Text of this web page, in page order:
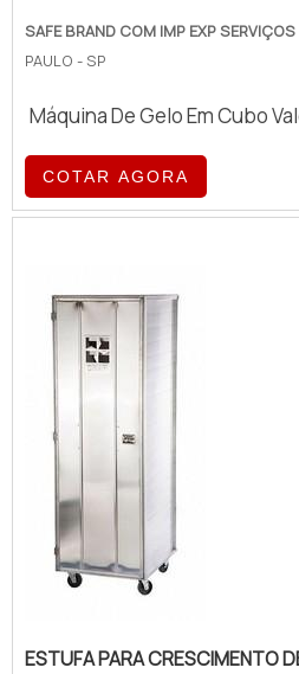
SAFE BRAND COM IMP EXP SERVIÇOS
PAULO - SP
Máquina De Gelo Em Cubo
COTAR AGORA
ESTUFA PARA CRESCIMENTO